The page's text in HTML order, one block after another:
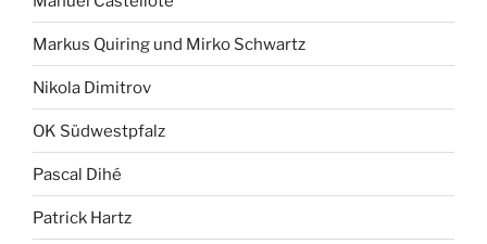
Markus Quiring und Mirko Schwartz
Nikola Dimitrov
OK Südwestpfalz
Pascal Dihé
Patrick Hartz